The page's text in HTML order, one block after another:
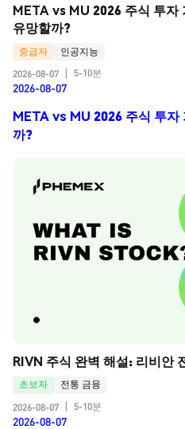
META vs MU 2026 주식 투자
유망할까?
중급자
인공지능
2026-08-07
5-10분
2026-08-07
META vs MU 2026 주식 투자
까?
RIVN 주식 완벽 해설: 리비안
초보자
전통 금융
2026-08-07
5-10분
2026-08-07